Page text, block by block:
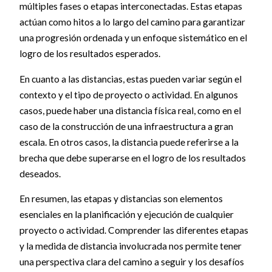
múltiples fases o etapas interconectadas. Estas etapas
actúan como hitos a lo largo del camino para garantizar
una progresión ordenada y un enfoque sistemático en el
logro de los resultados esperados.
En cuanto a las distancias, estas pueden variar según el
contexto y el tipo de proyecto o actividad. En algunos
casos, puede haber una distancia física real, como en el
caso de la construcción de una infraestructura a gran
escala. En otros casos, la distancia puede referirse a la
brecha que debe superarse en el logro de los resultados
deseados.
En resumen, las etapas y distancias son elementos
esenciales en la planificación y ejecución de cualquier
proyecto o actividad. Comprender las diferentes etapas
y la medida de distancia involucrada nos permite tener
una perspectiva clara del camino a seguir y los desafíos